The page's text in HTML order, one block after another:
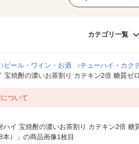
カテゴリ一覧
ビール・ワイン・お酒 チューハイ・カク
宝焼酎の濃いお茶割り カテキン2倍 糖質ゼ
ついて